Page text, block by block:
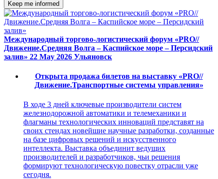
Keep me informed
Международный торгово-логистический форум «PRO//
Движение.Средняя Волга – Каспийское море – Персидский
залив» 22 May 2026 Ульяновск
Открыта продажа билетов на выставку «PRO//
Движение.Транспортные системы управления»
В ходе 3 дней ключевые производители систем
железнодорожной автоматики и телемеханики и
флагманы технологических инноваций представят на
своих стендах новейшие научные разработки, созданные
на базе цифровых решений и искусственного
интеллекта. Выставка объединит ведущих
производителей и разработчиков, чьи решения
формируют технологическую повестку отрасли уже
сегодня.